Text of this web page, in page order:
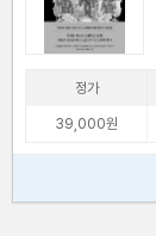
정가
39,000원